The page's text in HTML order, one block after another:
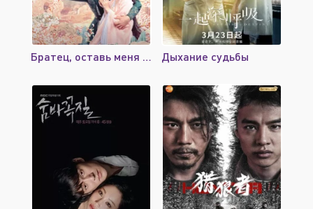
Братец, оставь меня в покое Дыхание судьбы